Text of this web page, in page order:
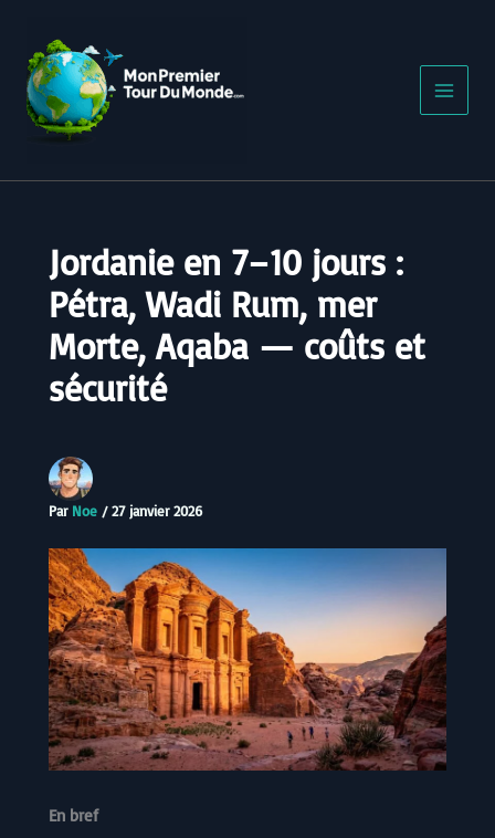
contenu
Jordanie en 7–10 jours :
Pétra, Wadi Rum, mer
Morte, Aqaba — coûts et
sécurité
Par Noe /27 janvier 2026
En bref